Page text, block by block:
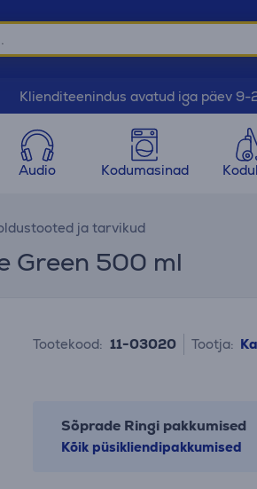
Klienditeenindus avatud iga päev 9-
Audio Kodumasinad
ja tarvikud
Green 500 ml
Tootekood: 11-03020 Tootja:
Sõprade Ringi pakkumised
Kõik püsikliendipakkumised